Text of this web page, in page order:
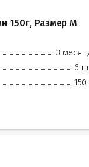
150г, Размер М
3
6
150